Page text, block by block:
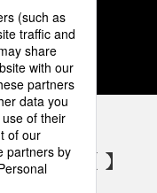
5
アカウント